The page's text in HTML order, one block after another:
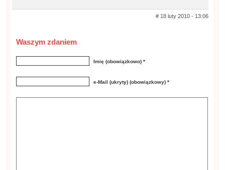
# 18 luty 2010 - 13:06
Waszym zdaniem
Imię (obowiązkowo) *
e-Mail (ukryty) (obowiązkowy) *